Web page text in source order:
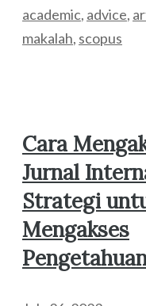
academic, advice,
makalah, scopus
Cara
Jurnal
Strategi
Mengakses